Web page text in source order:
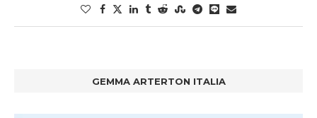
GEMMA ARTERTON ITALIA